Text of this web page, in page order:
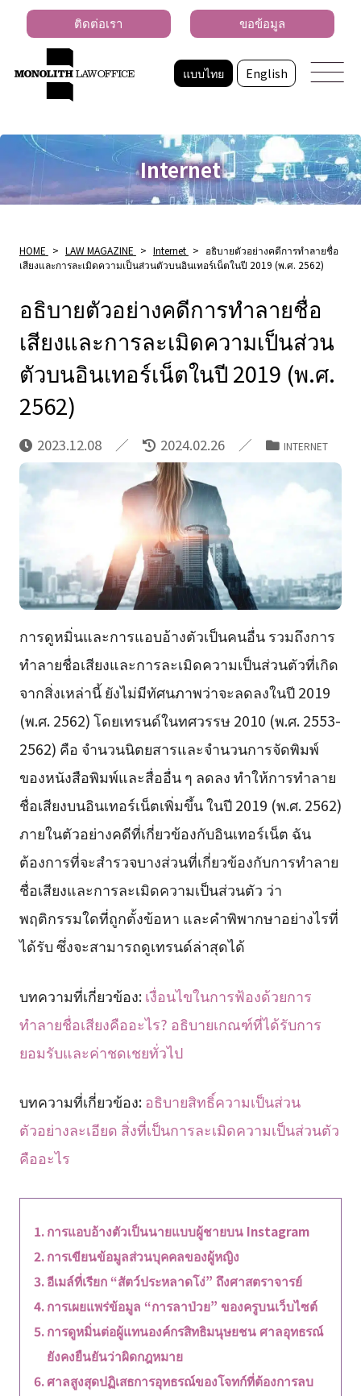
แบบไทย English
ติดต่อเรา ขอข้อมูล
Internet
HOME > LAW MAGAZINE > Internet > อธิบายตัวอย่างคดีการทำลายชื่อ
เสียงและการละเมิดความเป็นส่วนตัวบนอินเทอร์เน็ตในปี 2019 (พ.ศ. 2562)
อธิบายตัวอย่างคดีการทำลายชื่อ
เสียงและการละเมิดความเป็นส่วน
ตัวบนอินเทอร์เน็ตในปี 2019 (พ.ศ.
2562)
2023.12.08 2024.02.26 INTERNET
การดูหมิ่นและการแอบอ้างตัวเป็นคนอื่น รวมถึงการ
ทำลายชื่อเสียงและการละเมิดความเป็นส่วนตัวที่เกิด
จากสิ่งเหล่านี้ ยังไม่มีทัศนภาพว่าจะลดลงในปี 2019
(พ.ศ. 2562) โดยเทรนด์ในทศวรรษ 2010 (พ.ศ. 2553-
2562) คือ จำนวนนิตยสารและจำนวนการจัดพิมพ์
ของหนังสือพิมพ์และสื่ออื่น ๆ ลดลง ทำให้การทำลาย
ชื่อเสียงบนอินเทอร์เน็ตเพิ่มขึ้น ในปี 2019 (พ.ศ. 2562)
ภายในตัวอย่างคดีที่เกี่ยวข้องกับอินเทอร์เน็ต ฉัน
ต้องการที่จะสำรวจบางส่วนที่เกี่ยวข้องกับการทำลาย
ชื่อเสียงและการละเมิดความเป็นส่วนตัว ว่า
พฤติกรรมใดที่ถูกตั้งข้อหา และคำพิพากษาอย่างไรที่
ได้รับ ซึ่งจะสามารถดูเทรนด์ล่าสุดได้
บทความที่เกี่ยวข้อง:เงื่อนไขในการฟ้องด้วยการ
ทำลายชื่อเสียงคืออะไร? อธิบายเกณฑ์ที่ได้รับการ
ยอมรับและค่าชดเชยทั่วไป
บทความที่เกี่ยวข้อง:อธิบายสิทธิ์ความเป็นส่วน
ตัวอย่างละเอียด สิ่งที่เป็นการละเมิดความเป็นส่วนตัว
คืออะไร
การแอบอ้างตัวเป็นนายแบบผู้ชายบน Instagram
การเขียนข้อมูลส่วนบุคคลของผู้หญิง
อีเมล์ที่เรียก “สัตว์ประหลาดโง่” ถึงศาสตราจารย์
การเผยแพร่ข้อมูล “การลาป่วย” ของครูบนเว็บไซต์
การดูหมิ่นต่อผู้แทนองค์กรสิทธิมนุษยชน ศาลอุทธรณ์
ยังคงยืนยันว่าผิดกฎหมาย
ศาลสูงสุดปฏิเสธการอุทธรณ์ของโจทก์ที่ต้องการลบ